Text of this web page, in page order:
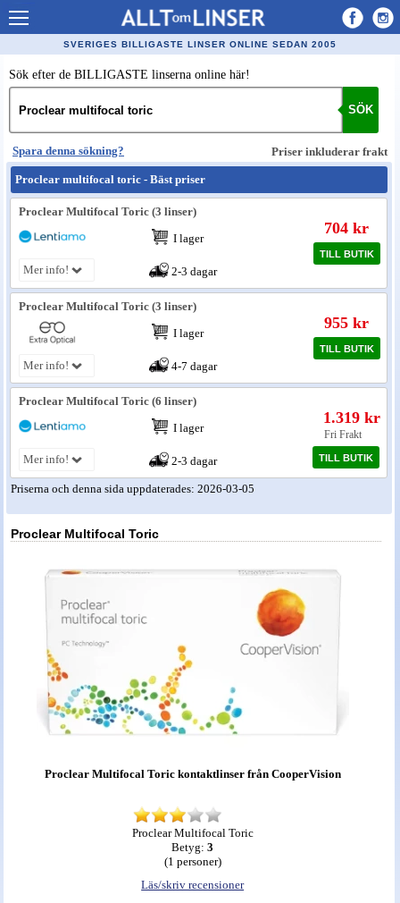
Allt om Linser
Billiga kontaktlinser
Återförsäljare linser
Populära linser
Kontaktlinstyper
Linsvätska
Optiker
Glasögon
Tillverkare - linser
Linstillbehör
Nyheter - linser
SVERIGES BILLIGASTE LINSER ONLINE SEDAN 2005
Sök efter de BILLIGASTE linserna online här!
SÖK
Priser inkluderar frakt
Spara denna sökning?
Proclear multifocal toric - Bäst priser
Proclear Multifocal Toric (3 linser)
Mer info!
I lager
2-3 dagar
704 kr
TILL BUTIK
Proclear Multifocal Toric (3 linser)
Mer info!
I lager
4-7 dagar
955 kr
TILL BUTIK
Proclear Multifocal Toric (6 linser)
Mer info!
I lager
2-3 dagar
1.319 kr
Fri Frakt
TILL BUTIK
Priserna och denna sida uppdaterades: 2026-03-05
Proclear Multifocal Toric
Proclear Multifocal Toric kontaktlinser från CooperVision
Proclear Multifocal Toric
Betyg:3
(1 personer)
Läs/skriv recensioner